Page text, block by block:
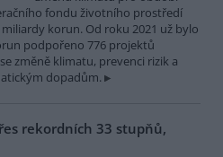
fondu životního prostředí
korun. Od roku 2021 už bylo
podpořeno 776 projektů
změně klimatu, prevenci rizik a
dopadům.
rekordních 33 stupňů,